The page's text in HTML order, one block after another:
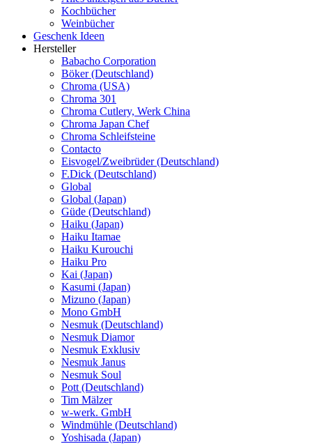
Kochbücher
Weinbücher
Geschenk Ideen
Hersteller
Babacho Corporation
Böker (Deutschland)
Chroma (USA)
Chroma 301
Chroma Cutlery, Werk China
Chroma Japan Chef
Chroma Schleifsteine
Contacto
Eisvogel/Zweibrüder (Deutschland)
F.Dick (Deutschland)
Global
Global (Japan)
Güde (Deutschland)
Haiku (Japan)
Haiku Itamae
Haiku Kurouchi
Haiku Pro
Kai (Japan)
Kasumi (Japan)
Mizuno (Japan)
Mono GmbH
Nesmuk (Deutschland)
Nesmuk Diamor
Nesmuk Exklusiv
Nesmuk Janus
Nesmuk Soul
Pott (Deutschland)
Tim Mälzer
w-werk. GmbH
Windmühle (Deutschland)
Yoshisada (Japan)